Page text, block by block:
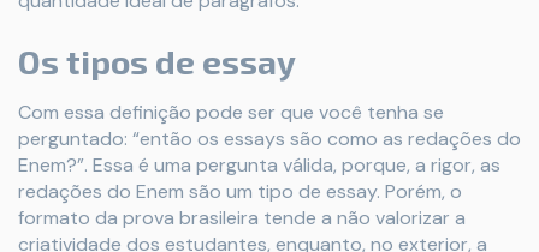
Os tipos de essay
Com essa definição pode ser que você tenha se
perguntado: “então os essays são como as redações do
Enem?”. Essa é uma pergunta válida, porque, a rigor, as
redações do Enem são um tipo de essay. Porém, o
formato da prova brasileira tende a não valorizar a
criatividade dos estudantes, enquanto, no exterior, a